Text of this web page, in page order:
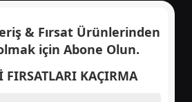
& Fırsat Ürünlerinden
için Abone Olun.
KAÇIRMA